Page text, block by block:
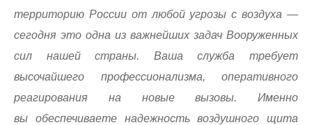
территорию России от любой угрозы с воздуха —
сегодня это одна из важнейших задач Вооруженных
сил нашей страны. Ваша служба требует
высочайшего профессионализма, оперативного
реагирования на новые вызовы. Именно
вы обеспечиваете надежность воздушного щита